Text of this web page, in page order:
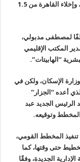
حاليًا، ومنها إزالة أجزاء من جبانات القاهرة التاريخية، وإخلاء القاهرة من 1.5
خلفًا لمصطفى مدبولي،
المكتب الإقليمي
“الهابيتات”.
وزارة الإسكان، ولكن في
ومعه عاد “المخطط القومي 2052” الذي أعده “الجزار”
الرئيس الجديد عبد
وتوقيعه.
المخطط القومي،
حتى وقتها، كما
الجديدة، وفقًا